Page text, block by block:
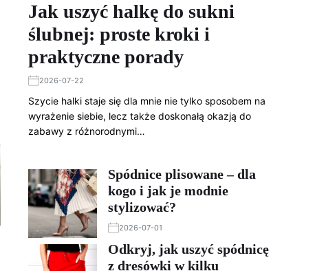
Jak uszyć halkę do sukni
ślubnej: proste kroki i
praktyczne porady
2026-07-22
Szycie halki staje się dla mnie nie tylko sposobem na
wyrażenie siebie, lecz także doskonałą okazją do
zabawy z różnorodnymi…
Spódnice plisowane – dla
kogo i jak je modnie
stylizować?
2026-07-01
Odkryj, jak uszyć spódnicę
z dresówki w kilku